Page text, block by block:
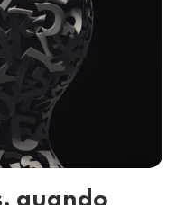
quando